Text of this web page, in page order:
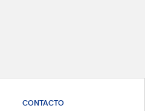
CONTACTO